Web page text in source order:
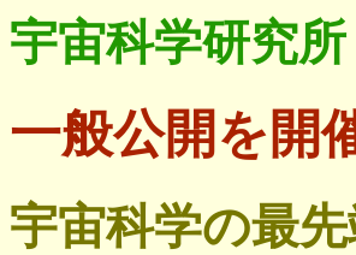
宇宙科学研究所
一般公開を開
宇宙科学の最